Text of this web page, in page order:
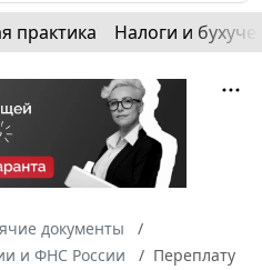
практика Налоги и
документы
и ФНС России
Переплату